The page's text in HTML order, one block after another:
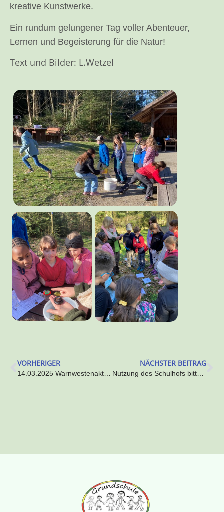
kreative Kunstwerke.
Ein rundum gelungener Tag voller Abenteuer,
Lernen und Begeisterung für die Natur!
Text und Bilder: L.Wetzel
VORHERIGER NÄCHSTER BEITRAG
Nutzung des Schulhofs bitte nur außerhalb der Schul- und Betreuungszeiten